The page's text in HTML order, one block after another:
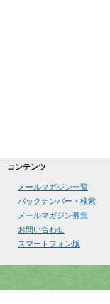
コンテンツ
メールマガジン一覧
バックナンバー・検索
メールマガジン募集
お問い合わせ
スマートフォン版